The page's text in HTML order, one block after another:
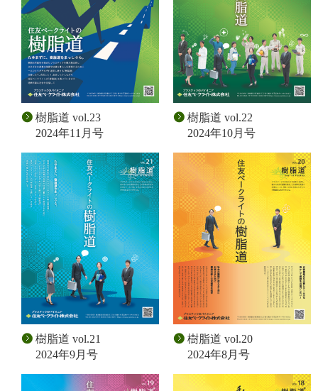
樹脂道 vol.23
2024年11月号
樹脂道 vol.22
2024年10月号
樹脂道 vol.21
2024年9月号
樹脂道 vol.20
2024年8月号